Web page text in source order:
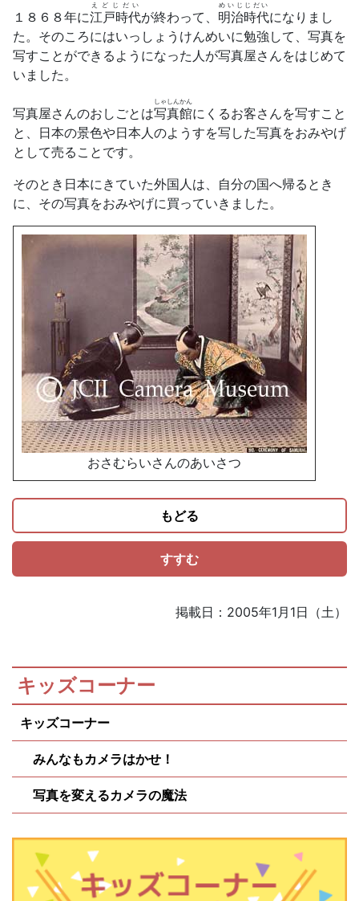
１８６８年に江戸時代
えどじだい
が終わって、 明治時代
めいじじだい
になりまし
た。そのころにはいっしょうけんめいに勉強して、写真を
写すことができるようになった人が写真屋さんをはじめて
いました。
写真屋さんのおしごとは写真館
しゃしんかん
にくるお客さんを写すこと
と、日本の景色や日本人のようすを写した写真をおみやげ
として売ることです。
そのとき日本にきていた外国人は、自分の国へ帰るとき
に、その写真をおみやげに買っていきました。
おさむらいさんのあいさつ
もどる
すすむ
掲載日：2005年1月1日（土）
キッズコーナー
キッズコーナー
みんなもカメラはかせ！
写真を変えるカメラの魔法